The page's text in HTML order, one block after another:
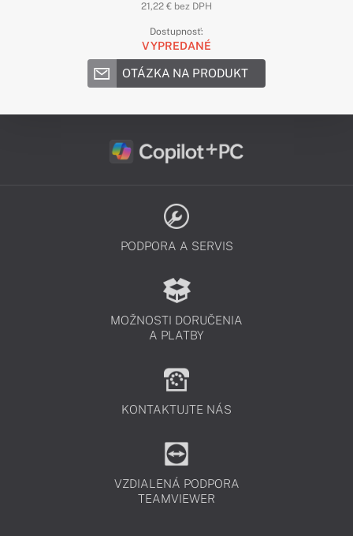
21,22 € bez DPH
Dostupnosť:
VYPREDANÉ
OTÁZKA NA PRODUKT
PODPORA A SERVIS
MOŽNOSTI DORUČENIA
A PLATBY
KONTAKTUJTE NÁS
VZDIALENÁ PODPORA
TEAMVIEWER